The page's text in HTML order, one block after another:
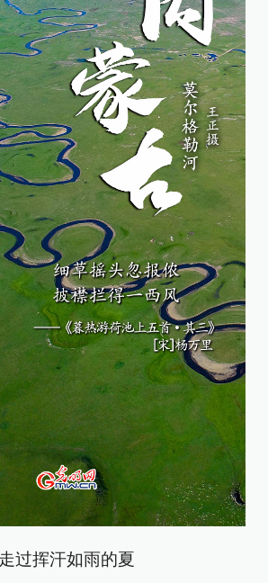
走过挥汗如雨的夏